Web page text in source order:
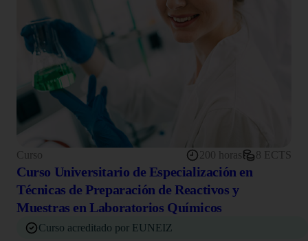
Curso 200 horas 8 ECTS
Curso Universitario de Especialización en
Técnicas de Preparación de Reactivos y
Muestras en Laboratorios Químicos
Curso acreditado por EUNEIZ